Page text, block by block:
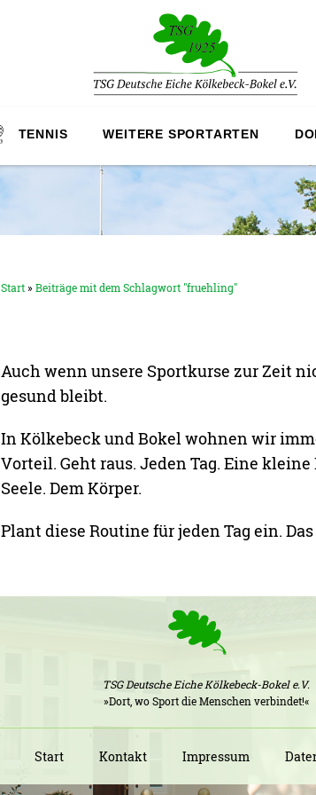
TENNIS WEITERE SPORTARTEN
Start»Beiträge mit dem Schlagwort "fruehling"
Auch wenn unsere Sportkurse zur Zeit
gesund bleibt.
In Kölkebeck und Bokel wohnen wir
Vorteil. Geht raus. Jeden Tag. Eine
Seele. Dem Körper.
Plant diese Routine für jeden Tag ein.
TSG Deutsche Eiche Kölkebeck-Bokel e.V.
»Dort, wo Sport die Menschen verbindet!«
Start Kontakt Impressum